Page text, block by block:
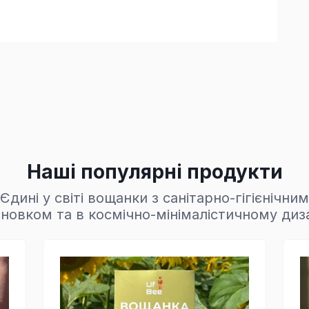
Наші популярні продукти
Єдині у світі вощанки з санітарно-гігієнічним
та в космічно-мінімалістичному